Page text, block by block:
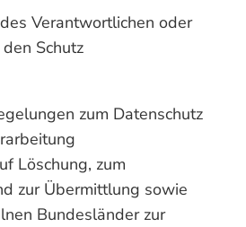
Verantwortlichen oder
Schutz
zum Datenschutz
Löschung, zum
zur Übermittlung sowie
Bundesländer zur